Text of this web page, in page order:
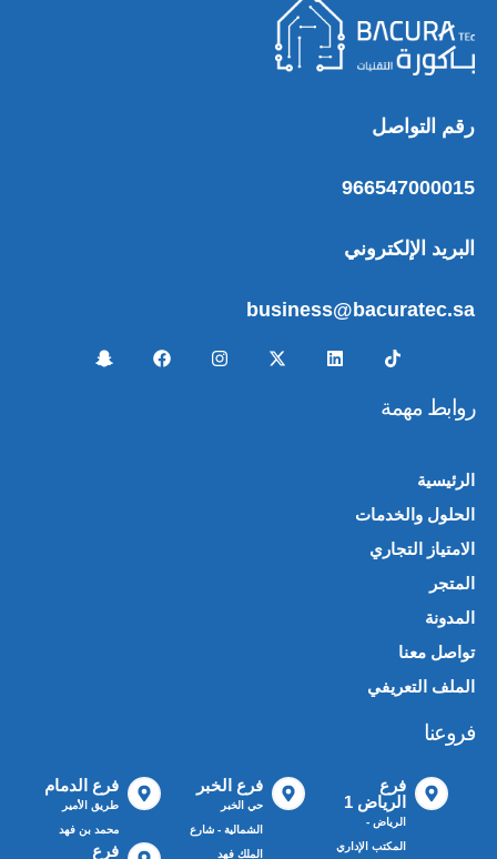
رقم التواصل
966547000015
البريد الإلكتروني
business@bacuratec.sa
روابط مهمة
الرئيسية
الحلول والخدمات
الامتياز التجاري
المتجر
المدونة
تواصل معنا
الملف التعريفي
فروعنا
فرع
الرياض 1
الرياض -
المكتب الإداري
فرع الخبر
حي الخبر
الشمالية - شارع
الملك فهد
فرع الدمام
طريق الأمير
محمد بن فهد
فرع